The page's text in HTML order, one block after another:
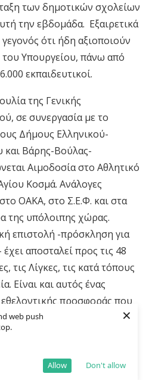
web push
Don't allow
Allow
×
των δημοτικών σχολείων
την εβδομάδα. Εξαιρετικά
ότι ήδη αξιοποιούν
του Υπουργείου, πάνω από
εκπαιδευτικοί.
της Γενικής
σε συνεργασία με το
Δήμους Ελληνικού-
και Βάρης-Βούλας-
Αιμοδοσία στο Αθλητικό
Κοσμά. Ανάλογες
ΟΑΚΑ, στο Σ.Ε.Φ. και στα
της υπόλοιπης χώρας.
επιστολή -πρόσκληση για
αποσταλεί προς τις 48
τις Λίγκες, τις κατά τόπους
Είναι και αυτός ένας
προσφοράς που
και η Θρησκεία, τα ήθη
μας. Καθώς πλησιάζουμε